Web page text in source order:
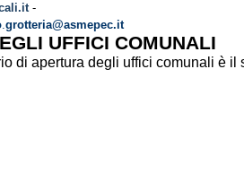
-
.grotteria@asmepec.it
UFFICI COMUNALI
di apertura degli uffici comunali è il